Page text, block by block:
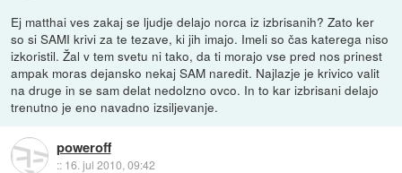
Ej matthai ves zakaj se ljudje delajo norca iz izbrisanih? Zato ker
so si SAMI krivi za te tezave, ki jih imajo. Imeli so čas katerega niso
izkoristil. Žal v tem svetu ni tako, da ti morajo vse pred nos prinest
ampak moras dejansko nekaj SAM naredit. Najlazje je krivico valit
na druge in se sam delat nedolzno ovco. In to kar izbrisani delajo
trenutno je eno navadno izsiljevanje.
poweroff
:: 16. jul 2010, 09:42